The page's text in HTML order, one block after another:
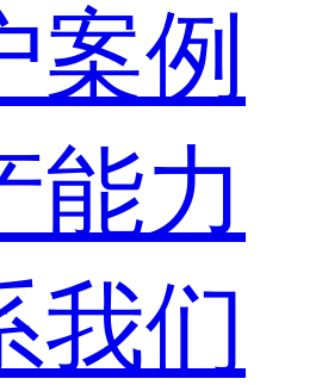
案例
能力
我们